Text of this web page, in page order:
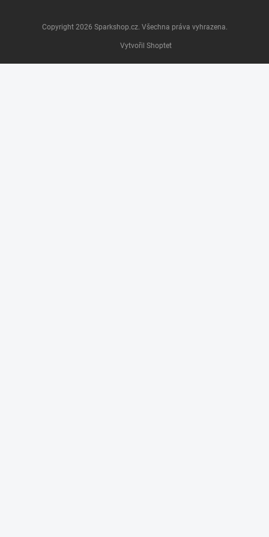
Vytvořil Shoptet
Copyright 2026 Sparkshop.cz. Všechna práva vyhrazena.